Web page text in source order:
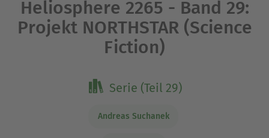
Heliosphere 2265 - Band 29:
Projekt NORTHSTAR (Science
Fiction)
Serie (Teil 29)
Andreas Suchanek